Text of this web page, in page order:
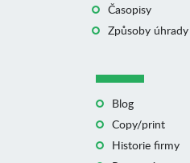
Časopisy
Způsoby úhrady
Blog
Copy/print
Historie firmy